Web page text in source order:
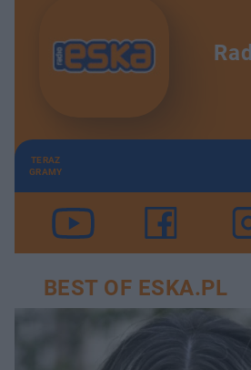
TERAZ
GRAMY
BEST OF ESKA.PL